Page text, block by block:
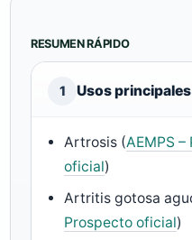
RESUMEN RÁPIDO
1 Usos principales
Artrosis (AEMPS
oficial)
Artritis gotosa
Prospecto oficial)